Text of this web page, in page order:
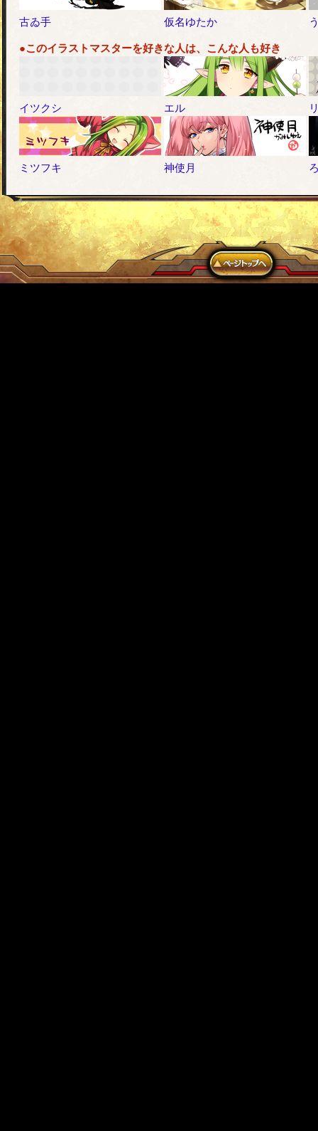
古ゐ手 仮名ゆたか
●このイラストマスターを好きな人は、こんな人も好き
イツクシ エル
ミツフキ 神使月